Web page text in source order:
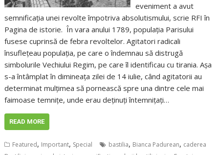
eveniment a avut
semnificația unei revolte împotriva absolutismului, scrie RFI în
Pagina de istorie. În vara anului 1789, populația Parisului
fusese cuprinsă de febra revoltelor. Agitatori radicali
însuflețeau populația, pe care o îndemnau să distrugă
simbolurile Vechiului Regim, pe care îl identificau cu tirania. Așa
s-a întâmplat în dimineața zilei de 14 iulie, când agitatorii au
determinat mulțimea să pornească spre una dintre cele mai
faimoase temnițe, unde erau deținuți întemnițați…
READ MORE
Featured, Important, Special bastilia, Bianca Padurean, caderea